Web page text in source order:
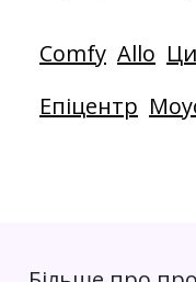
Comfy Allo
Епіцентр